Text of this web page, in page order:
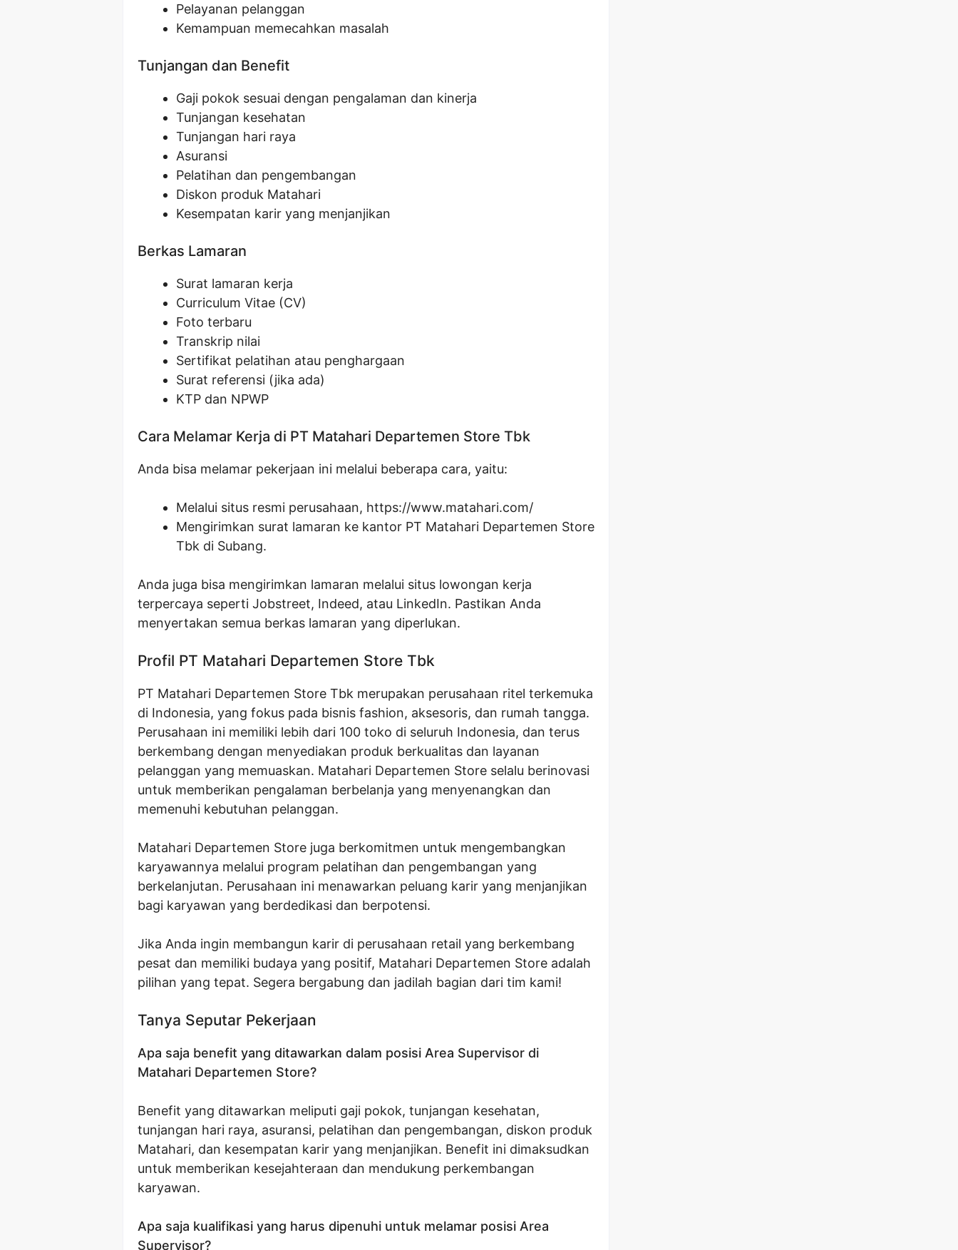
Pelayanan pelanggan
Kemampuan memecahkan masalah
Tunjangan dan Benefit
Gaji pokok sesuai dengan pengalaman dan kinerja
Tunjangan kesehatan
Tunjangan hari raya
Asuransi
Pelatihan dan pengembangan
Diskon produk Matahari
Kesempatan karir yang menjanjikan
Berkas Lamaran
Surat lamaran kerja
Curriculum Vitae (CV)
Foto terbaru
Transkrip nilai
Sertifikat pelatihan atau penghargaan
Surat referensi (jika ada)
KTP dan NPWP
Cara Melamar Kerja di PT Matahari Departemen Store Tbk
Anda bisa melamar pekerjaan ini melalui beberapa cara, yaitu:
Melalui situs resmi perusahaan, https://www.matahari.com/
Mengirimkan surat lamaran ke kantor PT Matahari Departemen Store
Tbk di Subang.
Anda juga bisa mengirimkan lamaran melalui situs lowongan kerja
terpercaya seperti Jobstreet, Indeed, atau LinkedIn. Pastikan Anda
menyertakan semua berkas lamaran yang diperlukan.
Profil PT Matahari Departemen Store Tbk
PT Matahari Departemen Store Tbk merupakan perusahaan ritel terkemuka
di Indonesia, yang fokus pada bisnis fashion, aksesoris, dan rumah tangga.
Perusahaan ini memiliki lebih dari 100 toko di seluruh Indonesia, dan terus
berkembang dengan menyediakan produk berkualitas dan layanan
pelanggan yang memuaskan. Matahari Departemen Store selalu berinovasi
untuk memberikan pengalaman berbelanja yang menyenangkan dan
memenuhi kebutuhan pelanggan.
Matahari Departemen Store juga berkomitmen untuk mengembangkan
karyawannya melalui program pelatihan dan pengembangan yang
berkelanjutan. Perusahaan ini menawarkan peluang karir yang menjanjikan
bagi karyawan yang berdedikasi dan berpotensi.
Jika Anda ingin membangun karir di perusahaan retail yang berkembang
pesat dan memiliki budaya yang positif, Matahari Departemen Store adalah
pilihan yang tepat. Segera bergabung dan jadilah bagian dari tim kami!
Tanya Seputar Pekerjaan
Apa saja benefit yang ditawarkan dalam posisi Area Supervisor di
Matahari Departemen Store?
Benefit yang ditawarkan meliputi gaji pokok, tunjangan kesehatan,
tunjangan hari raya, asuransi, pelatihan dan pengembangan, diskon produk
Matahari, dan kesempatan karir yang menjanjikan. Benefit ini dimaksudkan
untuk memberikan kesejahteraan dan mendukung perkembangan
karyawan.
Apa saja kualifikasi yang harus dipenuhi untuk melamar posisi Area
Supervisor?